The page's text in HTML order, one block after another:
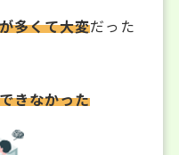
多くて大変だった
きなかった